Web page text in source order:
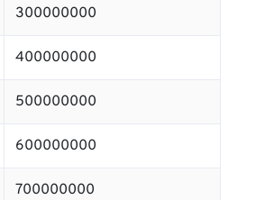
300000000
400000000
500000000
600000000
700000000